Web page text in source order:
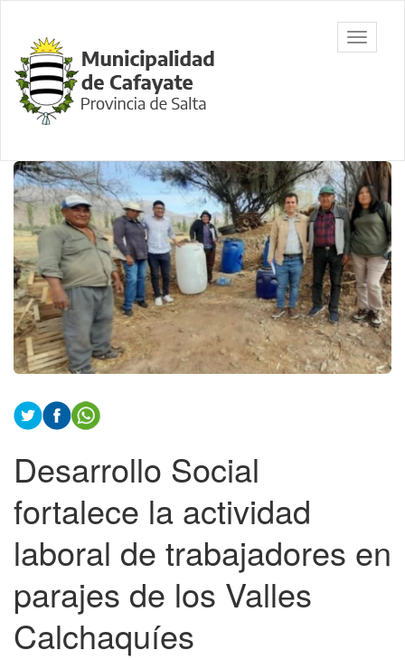
contenido
principal
Municipalidad
de Cafayate,
Salta
barra
Contenido
principal
Desarrollo Social
fortalece la actividad
laboral de trabajadores en
parajes de los Valles
Calchaquíes